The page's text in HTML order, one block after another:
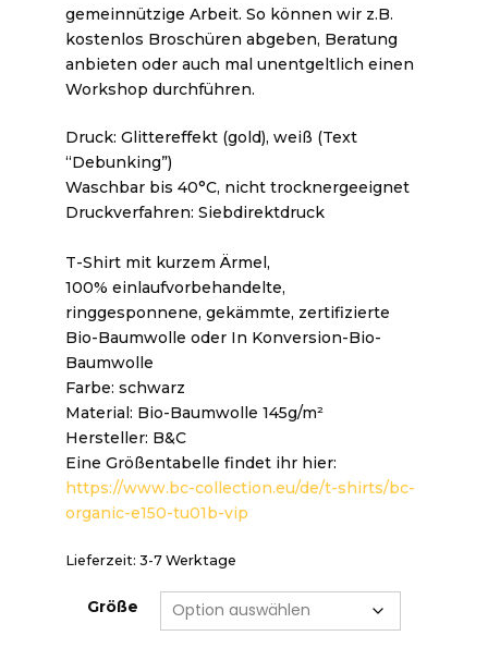
gemeinnützige Arbeit. So können wir z.B.
kostenlos Broschüren abgeben, Beratung
anbieten oder auch mal unentgeltlich einen
Workshop durchführen.
Druck: Glittereffekt (gold), weiß (Text
“Debunking”)
Waschbar bis 40°C, nicht trocknergeeignet
Druckverfahren: Siebdirektdruck
T-Shirt mit kurzem Ärmel,
100% einlaufvorbehandelte,
ringgesponnene, gekämmte, zertifizierte
Bio-Baumwolle oder In Konversion-Bio-
Baumwolle
Farbe: schwarz
Material: Bio-Baumwolle 145g/m²
Hersteller: B&C
Eine Größentabelle findet ihr hier:
https://www.bc-collection.eu/de/t-shirts/bc-
organic-e150-tu01b-vip
Lieferzeit: 3-7 Werktage
Größe